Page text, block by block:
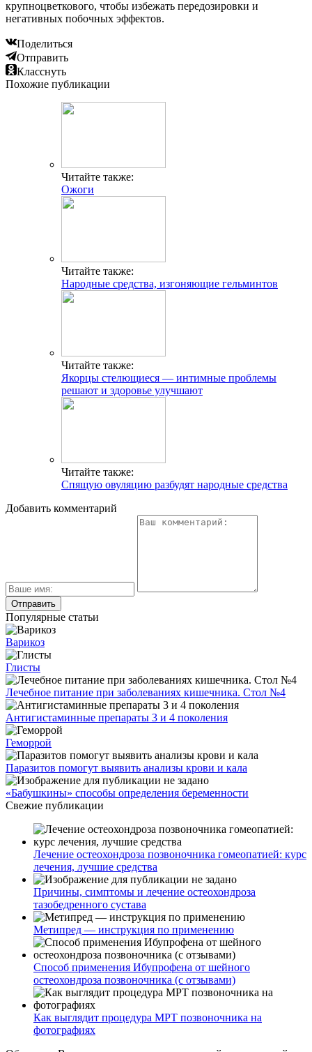
крупноцветкового, чтобы избежать передозировки и
негативных побочных эффектов.
Поделиться
Отправить
Класснуть
Похожие публикации
Читайте также:
Ожоги
Читайте также:
Народные средства, изгоняющие гельминтов
Читайте также:
Якорцы стелющиеся — интимные проблемы
решают и здоровье улучшают
Читайте также:
Спящую овуляцию разбудят народные средства
Добавить комментарий
Популярные статьи
Варикоз
Глисты
Лечебное питание при заболеваниях кишечника. Стол №4
Антигистаминные препараты 3 и 4 поколения
Геморрой
Паразитов помогут выявить анализы крови и кала
«Бабушкины» способы определения беременности
Свежие публикации
Лечение остеохондроза позвоночника гомеопатией: курс
лечения, лучшие средства
Причины, симптомы и лечение остеохондроза
тазобедренного сустава
Метипред — инструкция по применению
Способ применения Ибупрофена от шейного
остеохондроза позвоночника (с отзывами)
Как выглядит процедура МРТ позвоночника на
фотографиях